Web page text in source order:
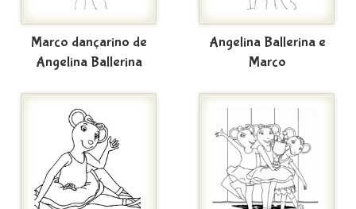
Marco dançarino de
Angelina Ballerina
Angelina Ballerina e
Marco